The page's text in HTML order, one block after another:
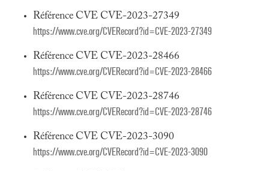
Référence CVE CVE-2023-27349
https://www.cve.org/CVERecord?id=CVE-2023-27349
Référence CVE CVE-2023-28466
https://www.cve.org/CVERecord?id=CVE-2023-28466
Référence CVE CVE-2023-28746
https://www.cve.org/CVERecord?id=CVE-2023-28746
Référence CVE CVE-2023-3090
https://www.cve.org/CVERecord?id=CVE-2023-3090